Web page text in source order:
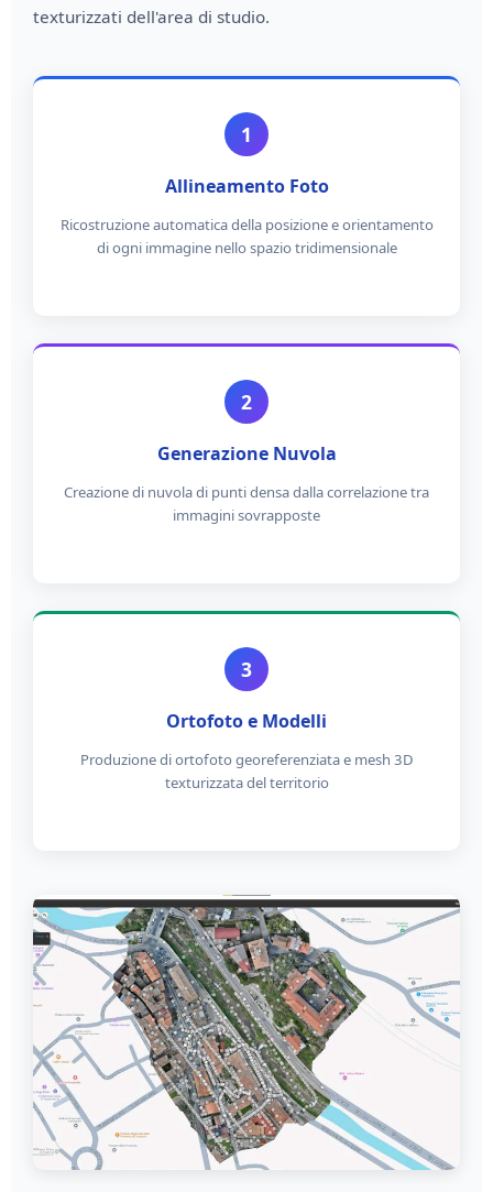
texturizzati dell'area di studio.
1
Allineamento Foto
Ricostruzione automatica della posizione e orientamento
di ogni immagine nello spazio tridimensionale
2
Generazione Nuvola
Creazione di nuvola di punti densa dalla correlazione tra
immagini sovrapposte
3
Ortofoto e Modelli
Produzione di ortofoto georeferenziata e mesh 3D
texturizzata del territorio